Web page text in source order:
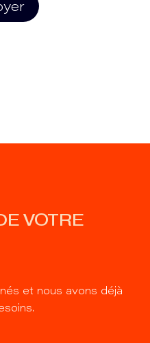
VOTRE
et nous avons déjà